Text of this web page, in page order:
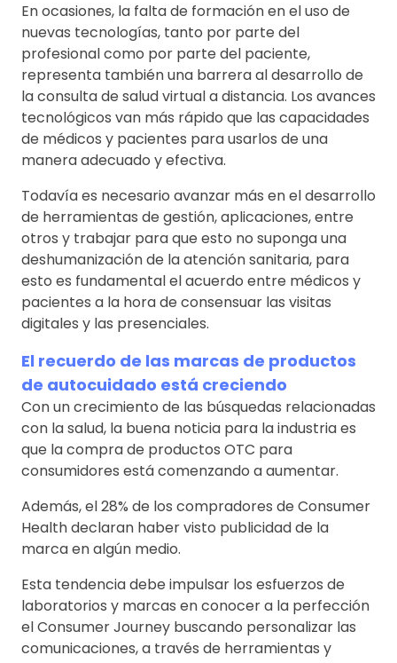
En ocasiones, la falta de formación en el uso de
nuevas tecnologías, tanto por parte del
profesional como por parte del paciente,
representa también una barrera al desarrollo de
la consulta de salud virtual a distancia. Los avances
tecnológicos van más rápido que las capacidades
de médicos y pacientes para usarlos de una
manera adecuado y efectiva.
Todavía es necesario avanzar más en el desarrollo
de herramientas de gestión, aplicaciones, entre
otros y trabajar para que esto no suponga una
deshumanización de la atención sanitaria, para
esto es fundamental el acuerdo entre médicos y
pacientes a la hora de consensuar las visitas
digitales y las presenciales.
El recuerdo de las marcas de productos
de autocuidado está creciendo
Con un crecimiento de las búsquedas relacionadas
con la salud, la buena noticia para la industria es
que la compra de productos OTC para
consumidores está comenzando a aumentar.
Además, el 28% de los compradores de Consumer
Health declaran haber visto publicidad de la
marca en algún medio.
Esta tendencia debe impulsar los esfuerzos de
laboratorios y marcas en conocer a la perfección
el Consumer Journey buscando personalizar las
comunicaciones, a través de herramientas y